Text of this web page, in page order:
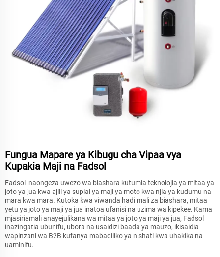
Fungua Mapare ya Kibugu cha Vipaa vya
Kupakia Maji na Fadsol
Fadsol inaongeza uwezo wa biashara kutumia teknolojia ya mitaa ya
joto ya jua kwa ajili ya suplai ya maji ya moto kwa njia ya kudumu na
mara kwa mara. Kutoka kwa viwanda hadi mali za biashara, mitaa
yetu ya joto ya maji ya jua inatoa ufanisi na uzima wa kipekee. Kama
mjasiriamali anayejulikana wa mitaa ya joto ya maji ya jua, Fadsol
inazingatia ubunifu, ubora na usaidizi baada ya mauzo, ikisaidia
wapinzani wa B2B kufanya mabadiliko ya nishati kwa uhakika na
uaminifu.